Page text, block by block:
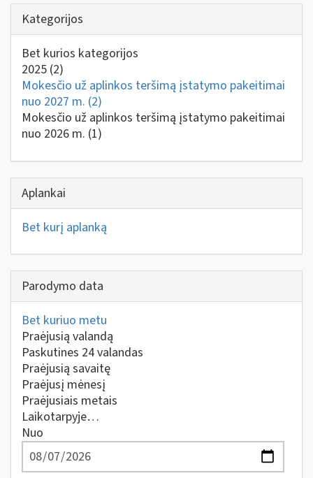
Kategorijos
Bet kurios kategorijos
2025 (2)
Mokesčio už aplinkos teršimą įstatymo pakeitimai
nuo 2027 m. (2)
Mokesčio už aplinkos teršimą įstatymo pakeitimai
nuo 2026 m. (1)
Aplankai
Bet kurį aplanką
Parodymo data
Bet kuriuo metu
Praėjusią valandą
Paskutines 24 valandas
Praėjusią savaitę
Praėjusį mėnesį
Praėjusiais metais
Laikotarpyje…
Nuo